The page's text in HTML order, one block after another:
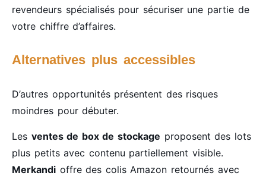
revendeurs spécialisés pour sécuriser une partie de
votre chiffre d’affaires.
Alternatives plus accessibles
D’autres opportunités présentent des risques
moindres pour débuter.
Les ventes de box de stockage proposent des lots
plus petits avec contenu partiellement visible.
Merkandi offre des colis Amazon retournés avec